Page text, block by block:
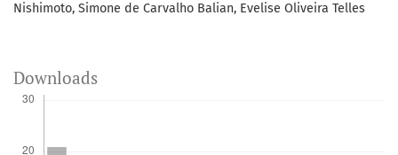
Nishimoto, Simone de Carvalho Balian, Evelise Oliveira Telles
Downloads